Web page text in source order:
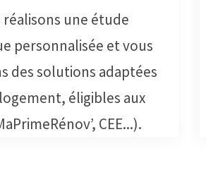
réalisons une étude
personnalisée et vous
des solutions adaptées
éligibles aux
CEE...).